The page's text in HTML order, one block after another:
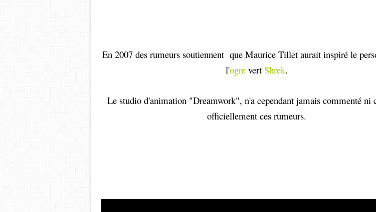
En 2007 des rumeurs soutiennent que Maurice Tillet aurait inspiré le
l'ogre vert Shrek.
Le studio d'animation "Dreamwork", n'a cependant jamais commenté ni
officiellement ces rumeurs.